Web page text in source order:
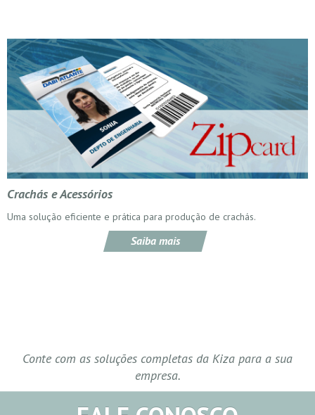
Crachás e Acessórios
Uma solução eficiente e prática para produção de crachás.
Saiba mais
Conte com as soluções completas da Kiza para a sua
empresa.